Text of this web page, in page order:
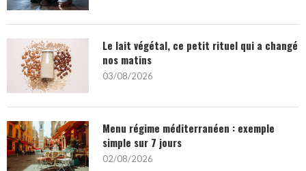
Le lait végétal, ce petit rituel qui a changé
nos matins
03/08/2026
Menu régime méditerranéen : exemple
simple sur 7 jours
02/08/2026